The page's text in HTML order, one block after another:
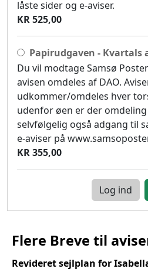
låste sider og e-aviser.
KR 525,00
Papirudgaven - Kvartals
Du vil modtage Samsø
avisen omdeles af DAO.
udkommer/omdeles hver
udenfor øen er der
selvfølgelig også adgang til
e-aviser på
KR 355,00
Log ind
Flere Breve til
Revideret sejlplan for